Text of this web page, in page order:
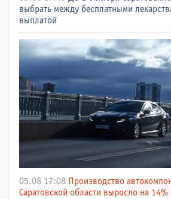
выбрать между бесплатными
выплатой
05.08 17:08 Производство
Саратовской области выросло на 14%